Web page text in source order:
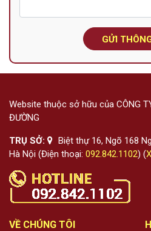
GỬI
Website thuộc sở hữu của CÔNG
ĐƯỜNG
TRỤ SỞ:
Biệt thự 16, Ngõ 168
Hà Nội (Điện thoại: 092.842.1102) (
VỀ CHÚNG TÔI